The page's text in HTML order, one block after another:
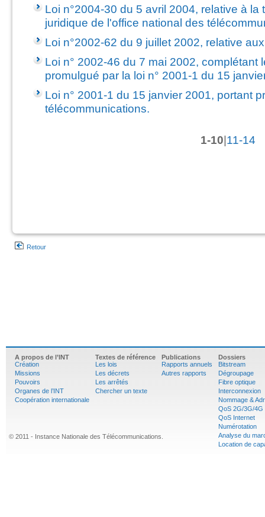
Retour
A propos de l’INT
Création
Missions
Pouvoirs
Organes de l’INT
Coopération internationale
Textes de référence
Les lois
Les décrets
Les arrêtés
Chercher un texte
Publications
Rapports annuels
Autres rapports
Dossiers
Bitstream
Dégroupage
Fibre optique
Interconnexion
Nommage &
QoS 2G/3G/4G
QoS Internet
Numérotation
Analyse du
Location de
© 2011 - Instance Nationale des Télécommunications.